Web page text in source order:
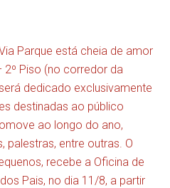
Parque está cheia de amor
2º Piso (no corredor da
dedicado exclusivamente
destinadas ao público
ao longo do ano,
entre outras. O
recebe a Oficina de
Pais, no dia 11/8, a partir